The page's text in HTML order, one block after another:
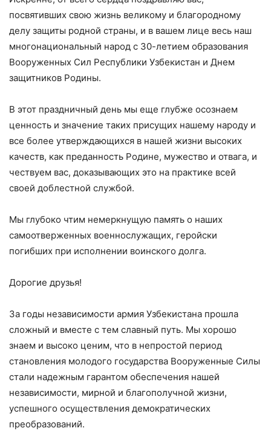
посвятивших свою жизнь великому и благородному
делу защиты родной страны, и в вашем лице весь наш
многонациональный народ с 30-летием образования
Вооруженных Сил Республики Узбекистан и Днем
защитников Родины.
В этот праздничный день мы еще глубже осознаем
ценность и значение таких присущих нашему народу и
все более утверждающихся в нашей жизни высоких
качеств, как преданность Родине, мужество и отвага, и
чествуем вас, доказывающих это на практике всей
своей доблестной службой.
Мы глубоко чтим немеркнущую память о наших
самоотверженных военнослужащих, геройски
погибших при исполнении воинского долга.
Дорогие друзья!
За годы независимости армия Узбекистана прошла
сложный и вместе с тем славный путь. Мы хорошо
знаем и высоко ценим, что в непростой период
становления молодого государства Вооруженные Силы
стали надежным гарантом обеспечения нашей
независимости, мирной и благополучной жизни,
успешного осуществления демократических
преобразований.